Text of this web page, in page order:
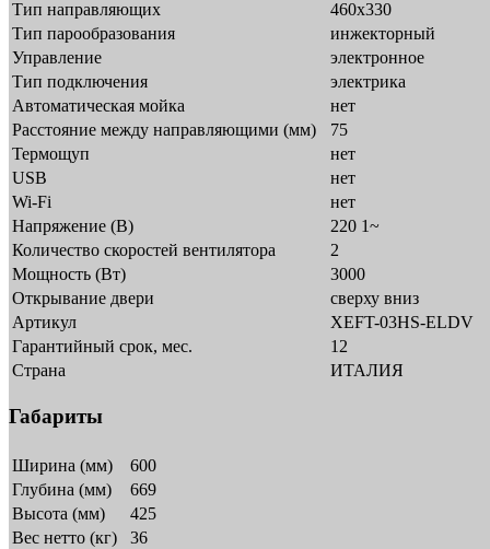
Тип направляющих
460х330
Тип парообразования
инжекторный
Управление
электронное
Тип подключения
электрика
Автоматическая мойка
нет
Расстояние между направляющими (мм)
75
Термощуп
нет
USB
нет
Wi-Fi
нет
Напряжение (В)
220 1~
Количество скоростей вентилятора
2
Мощность (Вт)
3000
Открывание двери
сверху вниз
Артикул
XEFT-03HS-ELDV
Гарантийный срок, мес.
12
Страна
ИТАЛИЯ
Габариты
Ширина (мм)
600
Глубина (мм)
669
Высота (мм)
425
Вес нетто (кг)
36